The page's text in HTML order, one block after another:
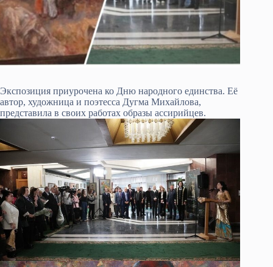
Экспозиция приурочена ко Дню народного единства. Её
автор, художница и поэтесса Дугма Михайлова,
представила в своих работах образы ассирийцев.